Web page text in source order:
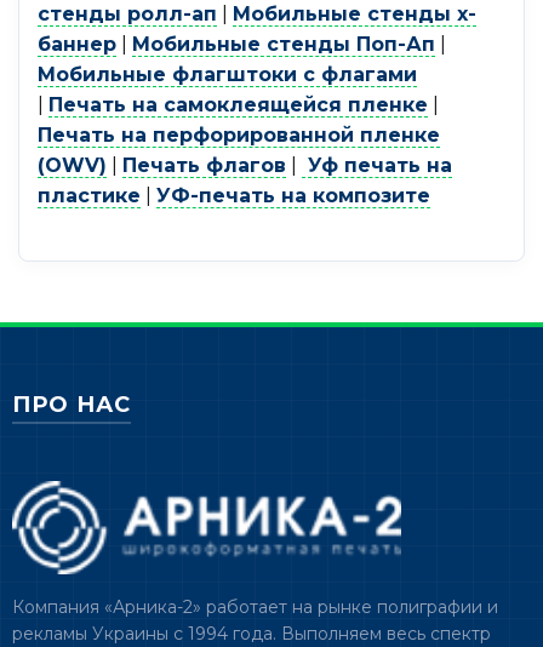
стенды ролл-ап
Мобильные стенды х-
баннер
Мобильные стенды Поп-Ап
Мобильные флагштоки с флагами
Печать на самоклеящейся пленке
Печать на перфорированной пленке
(OWV)
Печать флагов
Уф печать на
пластике
УФ-печать на композите
ПРО НАС
Компания «Арника-2» работает на рынке полиграфии и
рекламы Украины с 1994 года. Выполняем весь спектр